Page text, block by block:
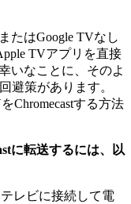
たはGoogle TVなし
TVアプリを直接
いなことに、そのよ
避策があります。
Chromecastする方法
に転送するには、以
レビに接続して電